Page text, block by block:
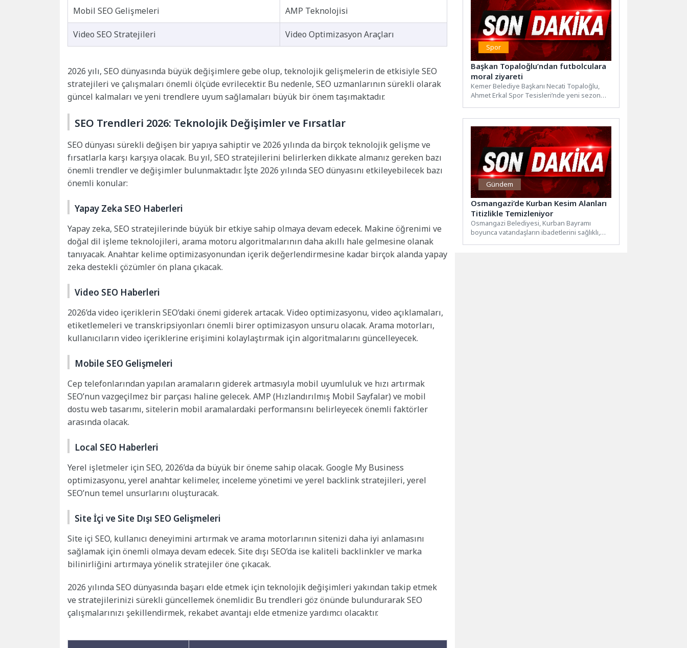
Mobil SEO Gelişmeleri AMP Teknolojisi
Video SEO Stratejileri Video Optimizasyon Araçları
2026 yılı, SEO dünyasında büyük değişimlere gebe olup, teknolojik gelişmelerin de etkisiyle SEO
stratejileri ve çalışmaları önemli ölçüde evrilecektir. Bu nedenle, SEO uzmanlarının sürekli olarak
güncel kalmaları ve yeni trendlere uyum sağlamaları büyük bir önem taşımaktadır.
SEO Trendleri 2026: Teknolojik Değişimler ve Fırsatlar
SEO dünyası sürekli değişen bir yapıya sahiptir ve 2026 yılında da birçok teknolojik gelişme ve
fırsatlarla karşı karşıya olacak. Bu yıl, SEO stratejilerini belirlerken dikkate almanız gereken bazı
önemli trendler ve değişimler bulunmaktadır. İşte 2026 yılında SEO dünyasını etkileyebilecek bazı
önemli konular:
Yapay Zeka SEO Haberleri
Yapay zeka, SEO stratejilerinde büyük bir etkiye sahip olmaya devam edecek. Makine öğrenimi ve
doğal dil işleme teknolojileri, arama motoru algoritmalarının daha akıllı hale gelmesine olanak
tanıyacak. Anahtar kelime optimizasyonundan içerik değerlendirmesine kadar birçok alanda yapay
zeka destekli çözümler ön plana çıkacak.
Video SEO Haberleri
2026’da video içeriklerin SEO’daki önemi giderek artacak. Video optimizasyonu, video açıklamaları,
etiketlemeleri ve transkripsiyonları önemli birer optimizasyon unsuru olacak. Arama motorları,
kullanıcıların video içeriklerine erişimini kolaylaştırmak için algoritmalarını güncelleyecek.
Mobile SEO Gelişmeleri
Cep telefonlarından yapılan aramaların giderek artmasıyla mobil uyumluluk ve hızı artırmak
SEO’nun vazgeçilmez bir parçası haline gelecek. AMP (Hızlandırılmış Mobil Sayfalar) ve mobil
dostu web tasarımı, sitelerin mobil aramalardaki performansını belirleyecek önemli faktörler
arasında olacak.
Local SEO Haberleri
Yerel işletmeler için SEO, 2026’da da büyük bir öneme sahip olacak. Google My Business
optimizasyonu, yerel anahtar kelimeler, inceleme yönetimi ve yerel backlink stratejileri, yerel
SEO’nun temel unsurlarını oluşturacak.
Site İçi ve Site Dışı SEO Gelişmeleri
Site içi SEO, kullanıcı deneyimini artırmak ve arama motorlarının sitenizi daha iyi anlamasını
sağlamak için önemli olmaya devam edecek. Site dışı SEO’da ise kaliteli backlinkler ve marka
bilinirliğini artırmaya yönelik stratejiler öne çıkacak.
2026 yılında SEO dünyasında başarı elde etmek için teknolojik değişimleri yakından takip etmek
ve stratejilerinizi sürekli güncellemek önemlidir. Bu trendleri göz önünde bulundurarak SEO
çalışmalarınızı şekillendirmek, rekabet avantajı elde etmenize yardımcı olacaktır.
Spor
Başkan Topaloğlu’ndan futbolculara
moral ziyareti
Kemer Belediye Başkanı Necati Topaloğlu,
Ahmet Erkal Spor Tesisleri’nde yeni sezon
Gündem
Osmangazi’de Kurban Kesim Alanları
Titizlikle Temizleniyor
Osmangazi Belediyesi, Kurban Bayramı
boyunca vatandaşların ibadetlerini sağlıklı,